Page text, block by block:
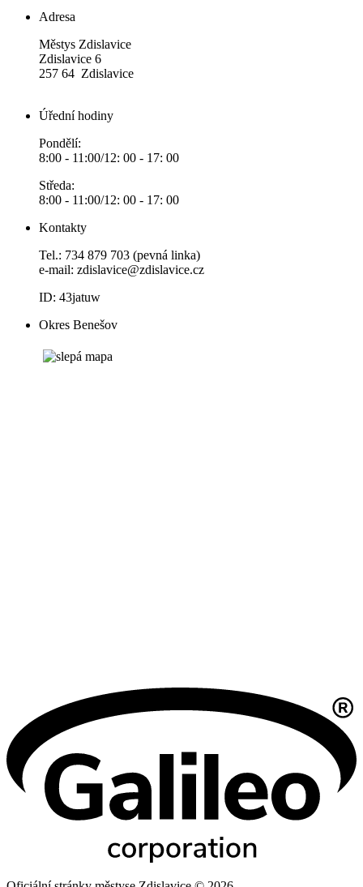
Adresa
Městys Zdislavice
Zdislavice 6
257 64 Zdislavice
Úřední hodiny
Pondělí:
8:00 - 11:00/12: 00 - 17: 00
Středa:
8:00 - 11:00/12: 00 - 17: 00
Kontakty
Tel.: 734 879 703 (pevná linka)
e-mail: zdislavice@zdislavice.cz
ID: 43jatuw
Okres Benešov